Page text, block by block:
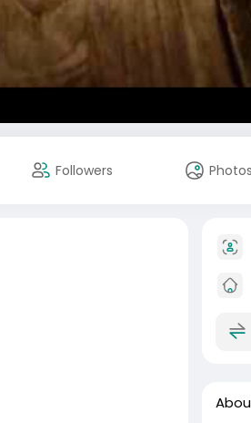
Followers Photos